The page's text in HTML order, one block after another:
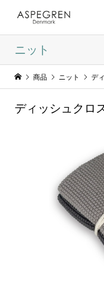
ニット
商品 ニット デ
ディッシュクロ